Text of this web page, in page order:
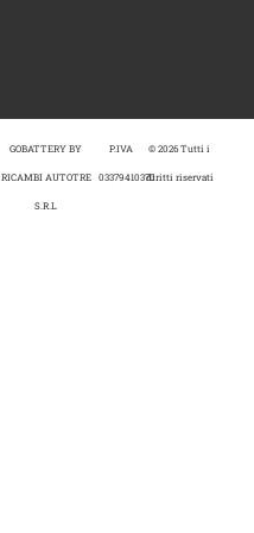
GOBATTERY BY
RICAMBI AUTOTRE
S.R.L
P.IVA
03379410370
© 2026 Tutti i
diritti riservati